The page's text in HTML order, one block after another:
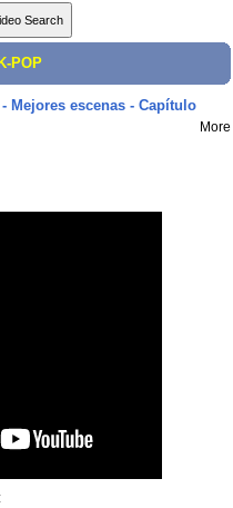
K-POP
Mejores escenas - Capítulo
More